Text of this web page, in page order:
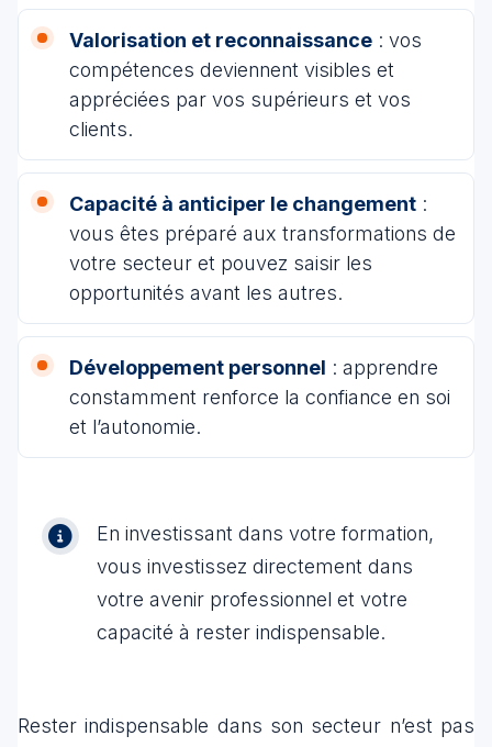
Valorisation et reconnaissance : vos
compétences deviennent visibles et
appréciées par vos supérieurs et vos
clients.
Capacité à anticiper le changement :
vous êtes préparé aux transformations de
votre secteur et pouvez saisir les
opportunités avant les autres.
Développement personnel : apprendre
constamment renforce la confiance en soi
et l’autonomie.
En investissant dans votre formation,
vous investissez directement dans
votre avenir professionnel et votre
capacité à rester indispensable.
Rester indispensable dans son secteur n’est pas